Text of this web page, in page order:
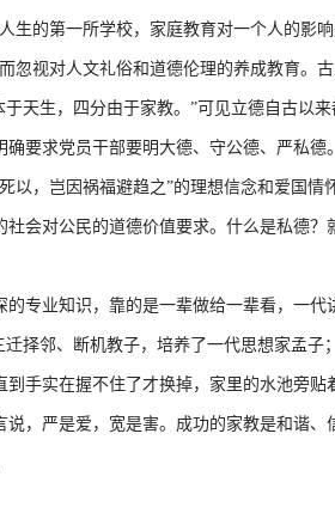
的第一所学校，家庭教育对一个人的影
视对人文礼俗和道德伦理的养成教育。古
天生，四分由于家教。”可见立德自古以
要求党员干部要明大德、守公德、严私
以，岂因祸福避趋之”的理想信念和爱国
会对公民的道德价值要求。什么是私德
业知识，靠的是一辈做给一辈看，一代
择邻、断机教子，培养了一代思想家孟子
手实在握不住了才换掉，家里的水池旁
，严是爱，宽是害。成功的家教是和谐